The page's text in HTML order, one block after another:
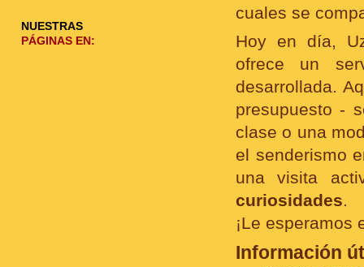
cuales se
Hoy en día,
ofrece un
desarrollada.
presupuesto -
clase o una
el senderismo
una visita
curiosidades.
¡Le esperamos
Información
NUESTRAS
PÁGINAS EN: